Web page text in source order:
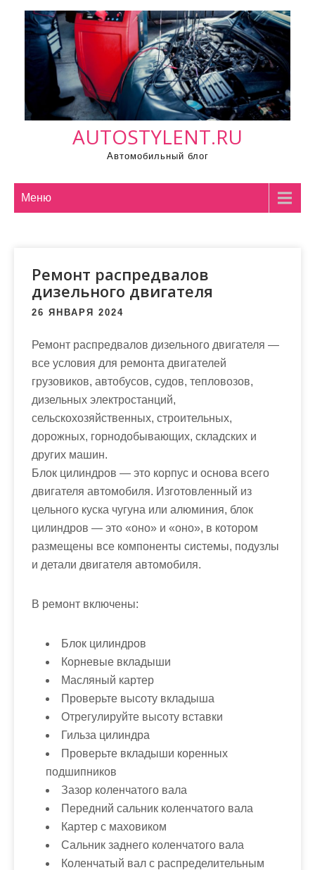
AUTOSTYLENT.RU
Автомобильный блог
Меню
Ремонт распредвалов
дизельного двигателя
26 ЯНВАРЯ 2024
Ремонт распредвалов дизельного двигателя —
все условия для ремонта двигателей
грузовиков, автобусов, судов, тепловозов,
дизельных электростанций,
сельскохозяйственных, строительных,
дорожных, горнодобывающих, складских и
других машин.
Блок цилиндров — это корпус и основа всего
двигателя автомобиля. Изготовленный из
цельного куска чугуна или алюминия, блок
цилиндров — это «оно» и «оно», в котором
размещены все компоненты системы, подузлы
и детали двигателя автомобиля.
В ремонт включены:
Блок цилиндров
Корневые вкладыши
Масляный картер
Проверьте высоту вкладыша
Отрегулируйте высоту вставки
Гильза цилиндра
Проверьте вкладыши коренных
подшипников
Зазор коленчатого вала
Передний сальник коленчатого вала
Картер с маховиком
Сальник заднего коленчатого вала
Коленчатый вал с распределительным